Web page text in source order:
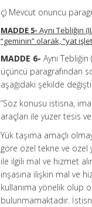
ç) Mevcut onuncu
MADDE 5- Aynı Tebliğin
“geminin” olarak, “yat
MADDE 6- Aynı
üçüncü paragrafından
aşağıdaki şekilde
“Söz konusu istisna,
araçları ile yüzer tesis
Yük taşıma amaçlı
göre özel tekne ve özel
ile ilgili mal ve hizmet
inşasına ilişkin mal ve
kullanıma yönelik olup
bulunmamaktadır.